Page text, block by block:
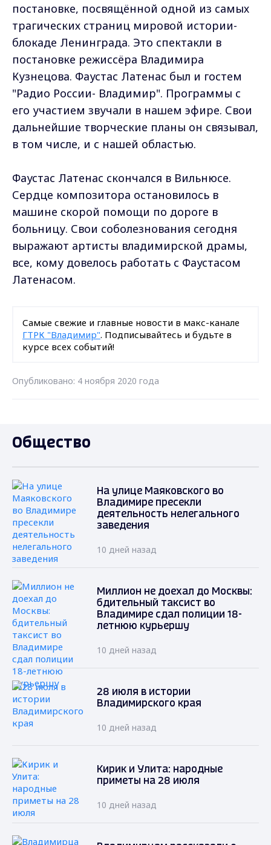
постановке, посвящённой одной из самых
трагических страниц мировой истории-
блокаде Ленинграда. Это спектакли в
постановке режиссёра Владимира
Кузнецова. Фаустас Латенас был и гостем
"Радио России- Владимир". Программы с
его участием звучали в нашем эфире. Свои
дальнейшие творческие планы он связывал,
в том числе, и с нашей областью.
Фаустас Латенас скончался в Вильнюсе.
Сердце композитора остановилось в
машине скорой помощи по дороге в
больницу. Свои соболезнования сегодня
выражают артисты владимирской драмы,
все, кому довелось работать с Фаустасом
Латенасом.
Самые свежие и главные новости в макс-канале
ГТРК "Владимир". Подписывайтесь и будьте в
курсе всех событий!
Опубликовано: 4 ноября 2020 года
Общество
На улице Маяковского во
Владимире пресекли
деятельность нелегального
заведения
10 дней назад
Миллион не доехал до Москвы:
бдительный таксист во
Владимире сдал полиции 18-
летнюю курьершу
10 дней назад
28 июля в истории
Владимирского края
10 дней назад
Кирик и Улита: народные
приметы на 28 июля
10 дней назад